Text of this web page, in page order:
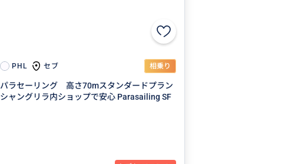
PHL セブ 相乗り
パラセーリング 高さ70mスタンダードプラン
シャングリラ内ショップで安心 Parasailing SF